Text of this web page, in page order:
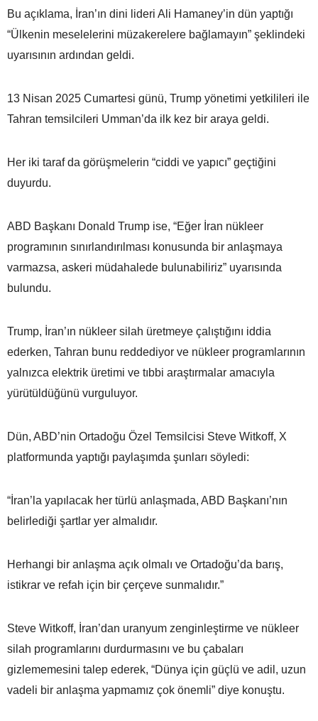
Bu açıklama, İran’ın dini lideri Ali Hamaney’in dün yaptığı
“Ülkenin meselelerini müzakerelere bağlamayın” şeklindeki
uyarısının ardından geldi.
13 Nisan 2025 Cumartesi günü, Trump yönetimi yetkilileri ile
Tahran temsilcileri Umman’da ilk kez bir araya geldi.
Her iki taraf da görüşmelerin “ciddi ve yapıcı” geçtiğini
duyurdu.
ABD Başkanı Donald Trump ise, “Eğer İran nükleer
programının sınırlandırılması konusunda bir anlaşmaya
varmazsa, askeri müdahalede bulunabiliriz” uyarısında
bulundu.
Trump, İran’ın nükleer silah üretmeye çalıştığını iddia
ederken, Tahran bunu reddediyor ve nükleer programlarının
yalnızca elektrik üretimi ve tıbbi araştırmalar amacıyla
yürütüldüğünü vurguluyor.
Dün, ABD’nin Ortadoğu Özel Temsilcisi Steve Witkoff, X
platformunda yaptığı paylaşımda şunları söyledi:
“İran’la yapılacak her türlü anlaşmada, ABD Başkanı’nın
belirlediği şartlar yer almalıdır.
Herhangi bir anlaşma açık olmalı ve Ortadoğu’da barış,
istikrar ve refah için bir çerçeve sunmalıdır.”
Steve Witkoff, İran’dan uranyum zenginleştirme ve nükleer
silah programlarını durdurmasını ve bu çabaları
gizlememesini talep ederek, “Dünya için güçlü ve adil, uzun
vadeli bir anlaşma yapmamız çok önemli” diye konuştu.